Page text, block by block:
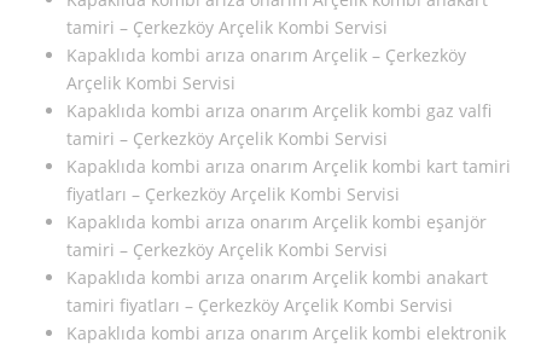
tamiri – Çerkezköy Arçelik Kombi Servisi
Kapaklıda kombi arıza onarım Arçelik – Çerkezköy
Arçelik Kombi Servisi
Kapaklıda kombi arıza onarım Arçelik kombi gaz valfi
tamiri – Çerkezköy Arçelik Kombi Servisi
Kapaklıda kombi arıza onarım Arçelik kombi kart tamiri
fiyatları – Çerkezköy Arçelik Kombi Servisi
Kapaklıda kombi arıza onarım Arçelik kombi eşanjör
tamiri – Çerkezköy Arçelik Kombi Servisi
Kapaklıda kombi arıza onarım Arçelik kombi anakart
tamiri fiyatları – Çerkezköy Arçelik Kombi Servisi
Kapaklıda kombi arıza onarım Arçelik kombi elektronik